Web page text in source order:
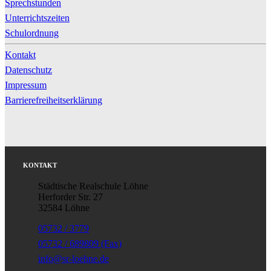
Sprechstunden
Unterrichtszeiten
Schulordnung
Kontakt
Datenschutz
Impressum
Barrierefreiheitserklärung
KONTAKT
Städtische Realschule Löhne
Herforder Str. 27
32584 Löhne
05732 / 3779
05732 / 689809 (Fax)
info@sr-loehne.de